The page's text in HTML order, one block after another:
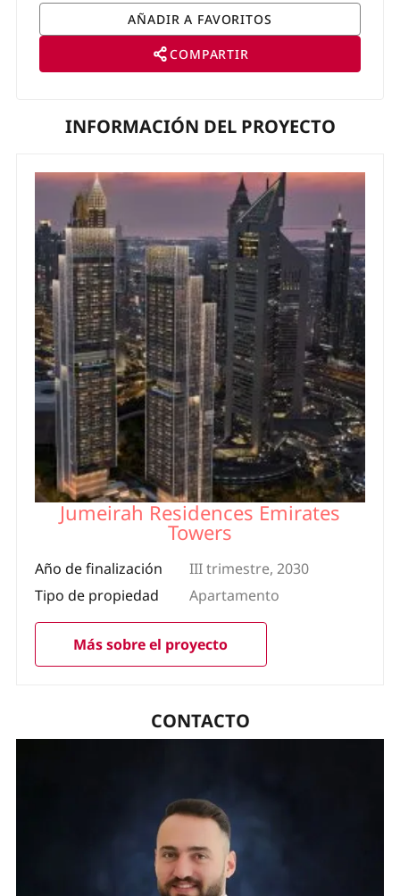
COMPARTIR
INFORMACIÓN DEL PROYECTO
Jumeirah Residences Emirates
Towers
Año de finalización
III trimestre, 2030
Tipo de propiedad
Apartamento
Más sobre el proyecto
CONTACTO